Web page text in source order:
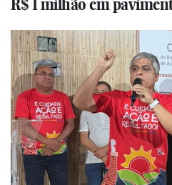
R$ 1 milhão em